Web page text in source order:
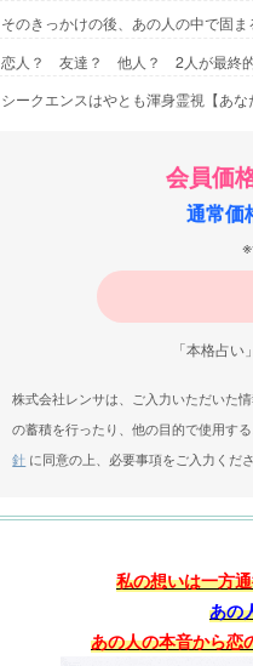
そのきっかけの後、あの人の中で固
恋人？ 友達？ 他人？ 2人が最終的
シークエンスはやとも渾身霊視【あな
会員価
通常価
「本格占
株式会社レンサは、ご入力いただいた
の蓄積を行ったり、他の目的で使用す
針 に同意の上、必要事項をご入力くださ
私の想いは一方
あの
あの人の本音から恋